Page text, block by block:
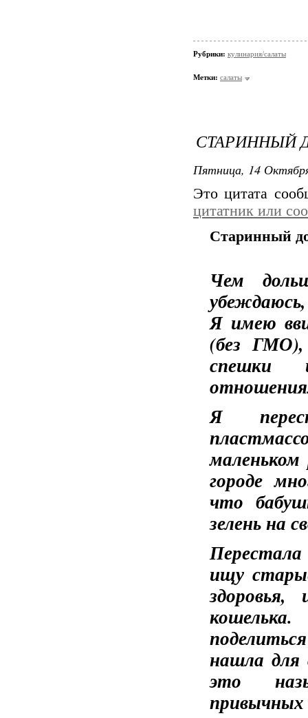
Рубрики: кулинария/салаты
Метки: салаты
СТАРИННЫЙ
Пятница, 14
Это цитата
цитатник или
Старинный
Чем
Я имею
(без
спешки
Я
городе
что
зелень на
ищу
нашла для
это